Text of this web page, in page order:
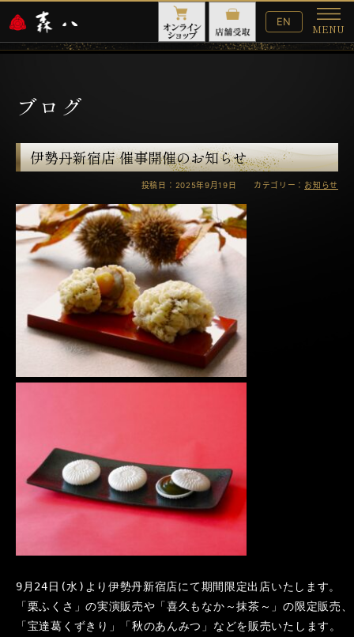
English
Website
EN
MENU
メ
ニ
ブログ
伊勢丹新宿店 催事開催のお知らせ
投稿日：2025年9月19日 カテゴリー： お知らせ
9月24日(水)より伊勢丹新宿店にて期間限定出店いたします。
「栗ふくさ」の実演販売や「喜久もなか～抹茶～」の限定販売、
「宝達葛くずきり」「秋のあんみつ」などを販売いたします。